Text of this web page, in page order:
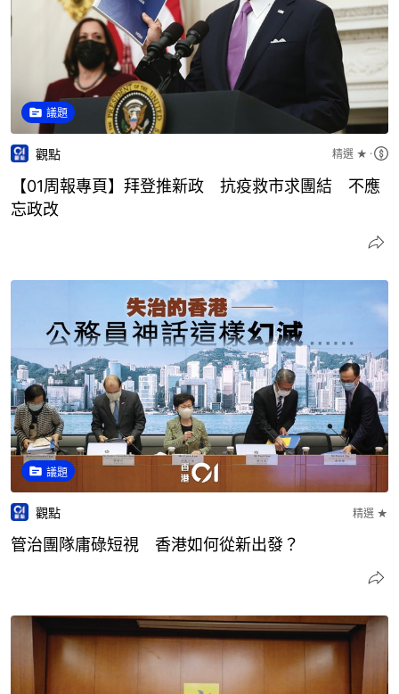
議題
觀點 精選 ★
【01周報專頁】拜登推新政 抗疫救市求團結 不應
忘政改
議題
觀點 精選 ★
管治團隊庸碌短視 香港如何從新出發？